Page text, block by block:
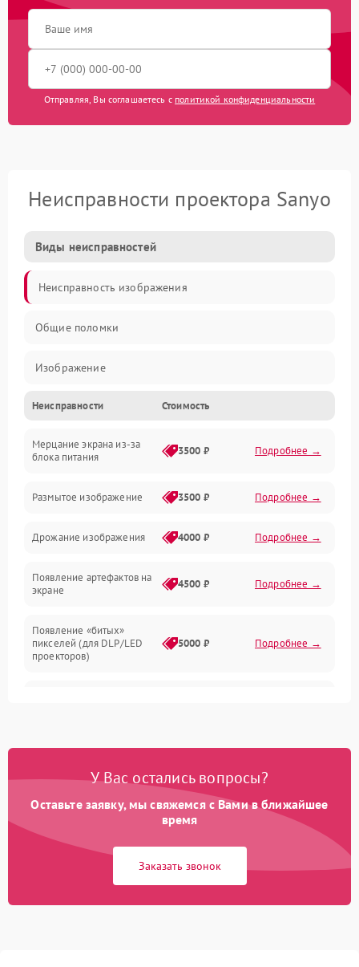
Отправляя, Вы соглашаетесь с политикой конфиденциальности
Неисправности проектора Sanyo
Виды неисправностей
Неисправность изображения
Общие поломки
Изображение
Лампа подсветки
Неисправность управления и интерфейсов
Неисправности Стоимость
Мерцание экрана из-за
блока питания
3500 ₽ Подробнее →
Размытое изображение 3500 ₽ Подробнее →
Дрожание изображения 4000 ₽ Подробнее →
Появление артефактов на
экране
4500 ₽ Подробнее →
Появление «битых»
пикселей (для DLP/LED
проекторов)
5000 ₽ Подробнее →
Нестабильная яркость или
Неравномерная подсветка
4500 ₽ Подробнее →
автоматическая коррекция
трапеции (Keystone)
3000 ₽ Подробнее →
У Вас остались вопросы?
Оставьте заявку, мы свяжемся с Вами в ближайшее
время
Заказать звонок